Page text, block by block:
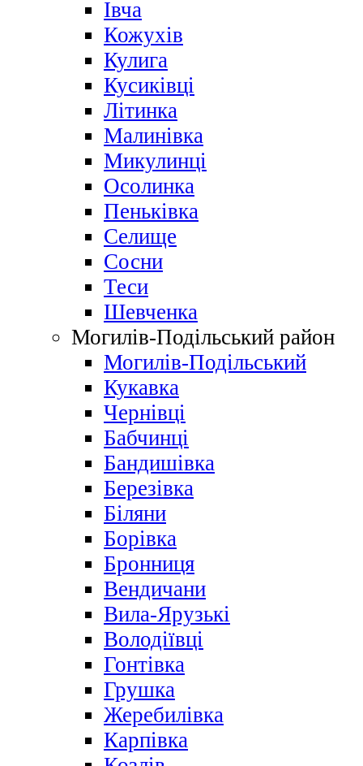
Івча
Кожухів
Кулига
Кусиківці
Літинка
Малинівка
Микулинці
Осолинка
Пеньківка
Селище
Сосни
Теси
Шевченка
Могилів-Подільський район
Могилів-Подільський
Кукавка
Чернівці
Бабчинці
Бандишівка
Березівка
Біляни
Борівка
Бронниця
Вендичани
Вила-Ярузькі
Володіївці
Гонтівка
Грушка
Жеребилівка
Карпівка